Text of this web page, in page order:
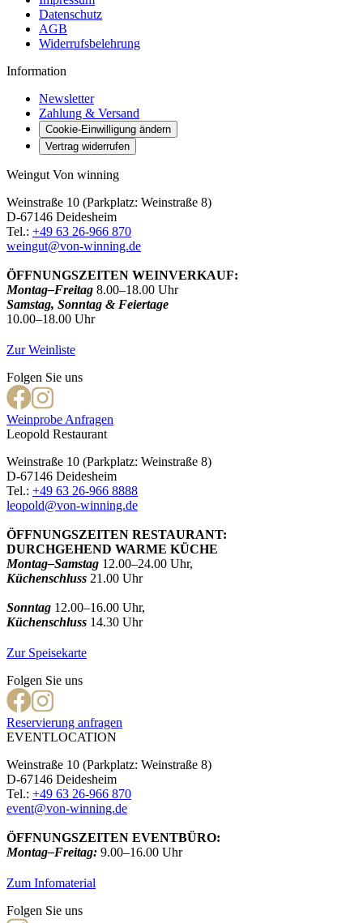
Datenschutz
AGB
Widerrufsbelehrung
Information
Newsletter
Zahlung & Versand
Cookie-Einwilligung ändern
Vertrag widerrufen
Weingut Von winning
Weinstraße 10 (Parkplatz: Weinstraße 8)
D-67146 Deidesheim
Tel.: +49 63 26-966 870
weingut@von-winning.de
ÖFFNUNGSZEITEN WEINVERKAUF:
Montag–Freitag 8.00–18.00 Uhr
Samstag, Sonntag & Feiertage
10.00–18.00 Uhr
Zur Weinliste
Folgen Sie uns
Weinprobe Anfragen
Leopold Restaurant
Weinstraße 10 (Parkplatz: Weinstraße 8)
D-67146 Deidesheim
Tel.: +49 63 26-966 8888
leopold@von-winning.de
ÖFFNUNGSZEITEN RESTAURANT:
DURCHGEHEND WARME KÜCHE
Montag–Samstag 12.00–24.00 Uhr,
Küchenschluss 21.00 Uhr
Sonntag 12.00–16.00 Uhr,
Küchenschluss 14.30 Uhr
Zur Speisekarte
Folgen Sie uns
Reservierung anfragen
EVENTLOCATION
Weinstraße 10 (Parkplatz: Weinstraße 8)
D-67146 Deidesheim
Tel.: +49 63 26-966 870
event@von-winning.de
ÖFFNUNGSZEITEN EVENTBÜRO:
Montag–Freitag: 9.00–16.00 Uhr
Zum Infomaterial
Folgen Sie uns